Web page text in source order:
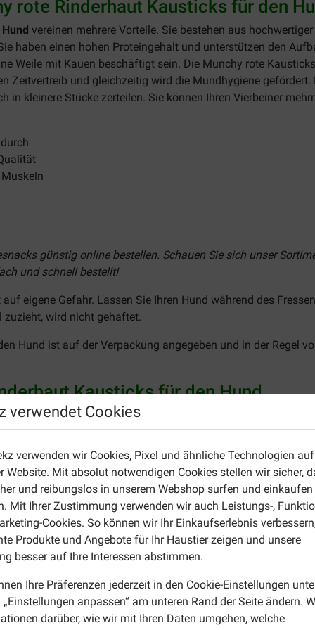
verwendet Cookies
verwenden wir Cookies, Pixel und ähnliche Technologien auf
Website. Mit absolut notwendigen Cookies stellen wir sicher,
und reibungslos in unserem Webshop surfen und einkaufen
Mit Ihrer Zustimmung verwenden wir auch Leistungs-,
Cookies. So können wir Ihr Einkaufserlebnis
Produkte und Angebote für Ihr Haustier zeigen und unsere
besser auf Ihre Interessen abstimmen.
Ihre Präferenzen jederzeit in den Cookie-Einstellungen
anpassen“ am unteren Rand der Seite ändern.
darüber, wie wir mit Ihren Daten umgehen, welche
rote Rinderhaut Kausticks für den
vereinen mehrere Vorteile. Sie bestehen aus
haben einen hohen Proteingehalt und unterstützen den
Weile mit Kauen beschäftigt sein. Die Munchy rote
Zeitvertreib und gleichzeitig wird die Mundhygiene
in kleinere Stücke zerteilen. Sie können Ihren Vierbeiner
günstig online bestellen. Schauen Sie sich unser
und schnell bestellt!
eigene Gefahr. Lassen Sie Ihren Hund während des
wird nicht gehaftet.
Hund ist auf der Verpackung angegeben und in der Regel
Kausticks für den Hund
.
von Munchy. Die Sticks bestehen auch aus Rinderhaut